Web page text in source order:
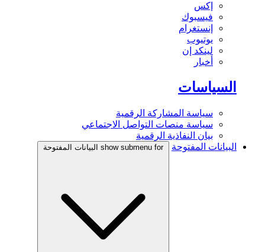
إكس
فيسبوك
إنستغرام
يوتيوب
لينكد إن
أخبار
السياسات
سياسة المشاركة الرقمية
سياسة منصات التواصل الاجتماعي
بيان النفاذية الرقمية
البيانات المفتوحة
show submenu for البيانات المفتوحة